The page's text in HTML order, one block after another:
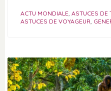
ACTU MONDIALE ASTUCES DE
ASTUCES DE VOYAGEUR